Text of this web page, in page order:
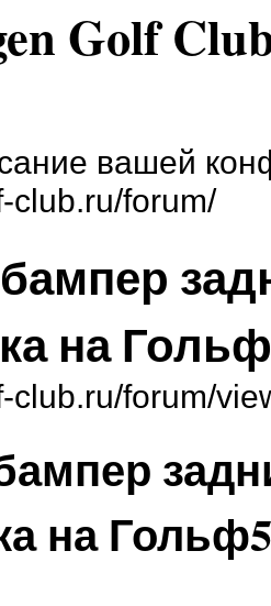
Golf
вашей
club.ru/forum/
на
club.ru/forum/
на